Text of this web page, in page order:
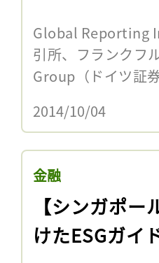
Global Reporting
引所、フランクフ
Group（ドイツ証
2014/10/04
金融
【シンガポ
けたESGガイ